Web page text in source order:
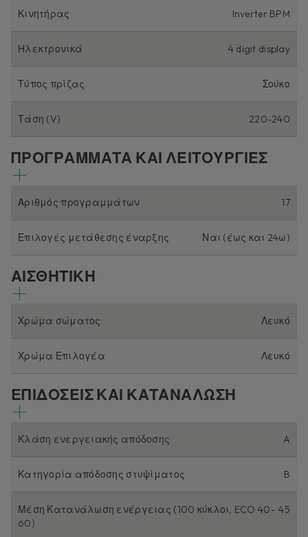
Κινητήρας Inverter BPM
Ηλεκτρονικά 4 digit display
Τύπος πρίζας Σούκο
Τάση (V) 220-240
ΠΡΟΓΡΑΜΜΑΤΑ ΚΑΙ ΛΕΙΤΟΥΡΓΙΕΣ
Αριθμός προγραμμάτων 17
Επιλογές μετάθεσης έναρξης Ναι (έως και 24ω)
ΑΙΣΘΗΤΙΚΗ
Χρώμα σώματος Λευκό
Χρώμα Επιλογέα Λευκό
ΕΠΙΔΟΣΕΙΣ ΚΑΙ ΚΑΤΑΝΑΛΩΣΗ
Κλάση ενεργειακής απόδοσης A
Κατηγορία απόδοσης στυψίματος B
Μέση Κατανάλωση ενέργειας (100 κύκλοι, ECO 40-
60)
45